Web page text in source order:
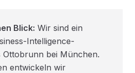
Blick: Wir sind ein
Intelligence-
Ottobrunn bei München.
entwickeln wir